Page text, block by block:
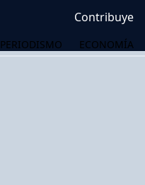
Contribuye
PERIODISMO ECONOMÍA